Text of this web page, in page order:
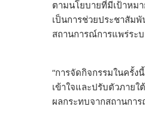
ตามนโยบายที่มีเป้าหม
เป็นการช่วยประชาสัม
สถานการณ์การแพร่ระ
“การจัดกิจกรรมในครั้ง
เข้าใจและปรับตัวภาย
ผลกระทบจากสถานกา